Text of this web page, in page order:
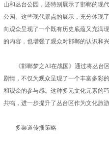
山和丛台公园，还特别展示了邯郸的现
公园。这些现代景点的展示，充分体现
向观众呈现了一个既有历史底蕴又充满
的内容，也增强了观众对邯郸的认识和兴
《邯郸梦之AI在战国》通过将丛台区
剧情，不仅为观众呈现了一个丰富多彩
和观众的参与感。这种多元文化元素的
共鸣，进一步提升了丛台区作为文化旅
多渠道传播策略